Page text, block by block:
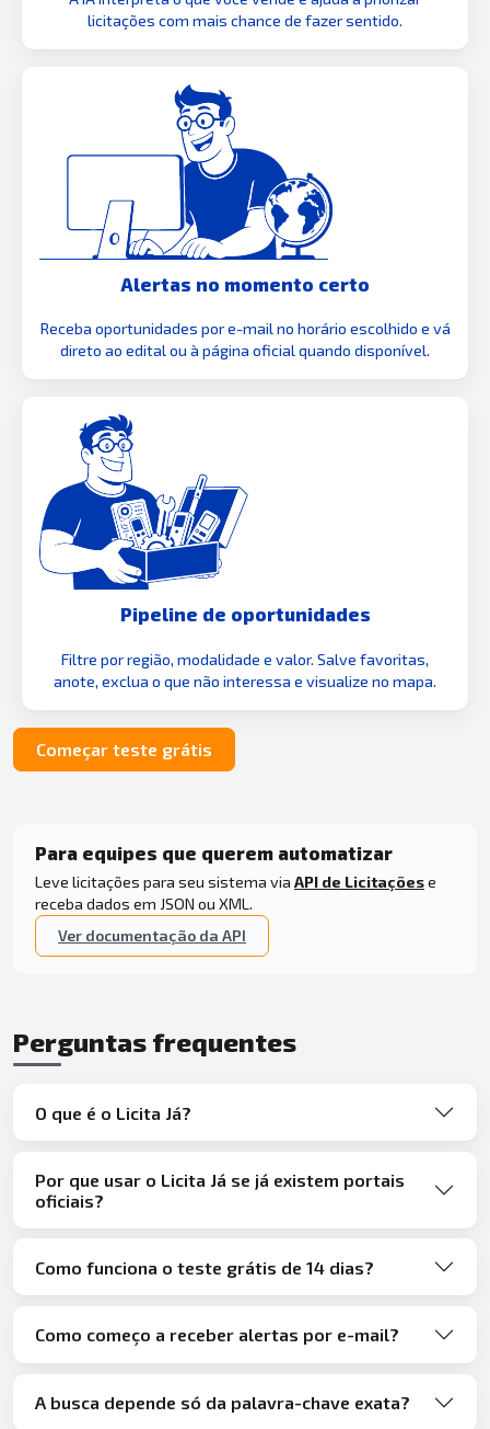
licitações com mais chance de fazer sentido.
Alertas no momento certo
Receba oportunidades por e-mail no horário escolhido e vá
direto ao edital ou à página oficial quando disponível.
Pipeline de oportunidades
Filtre por região, modalidade e valor. Salve favoritas,
anote, exclua o que não interessa e visualize no mapa.
Começar teste grátis
Para equipes que querem automatizar
Leve licitações para seu sistema via API de Licitaçõese
receba dados em JSON ou XML.
Ver documentação da API
Perguntas frequentes
O que é o Licita Já?
Por que usar o Licita Já se já existem portais
oficiais?
Como funciona o teste grátis de 14 dias?
Como começo a receber alertas por e-mail?
A busca depende só da palavra-chave exata?